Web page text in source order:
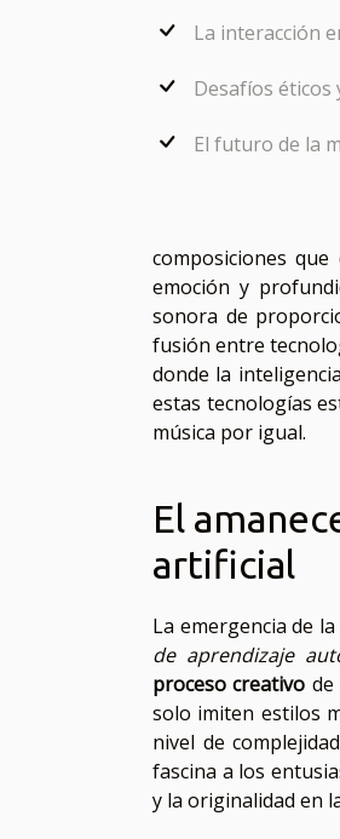
La interacción
Desafíos éticos
El futuro de la
composiciones
emoción y
sonora de
fusión entre
donde la
estas tecnologías
música por igual.
El
artificial
La emergencia de la
de aprendizaje
proceso creativo de
solo imiten estilos
nivel de
fascina a los
y la originalidad en